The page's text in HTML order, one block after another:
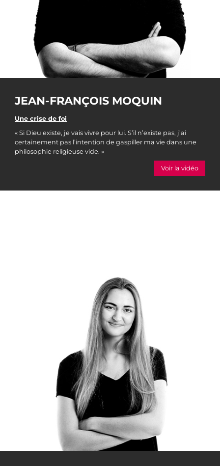
JEAN-FRANÇOIS MOQUIN
Une crise de foi
« Si Dieu existe, je vais vivre pour lui. S’il n’existe pas, j’ai
certainement pas l’intention de gaspiller ma vie dans une
philosophie religieuse vide. »
Voir la vidéo